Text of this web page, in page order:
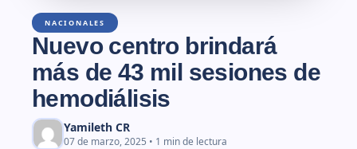
NACIONALES
Nuevo centro brindará
más de 43 mil sesiones de
hemodiálisis
Yamileth CR
07 de marzo, 2025 • 1 min de lectura